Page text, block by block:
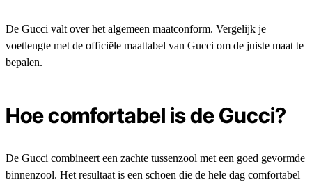
De Gucci valt over het algemeen maatconform. Vergelijk je
voetlengte met de officiële maattabel van Gucci om de juiste maat te
bepalen.
Hoe comfortabel is de Gucci?
De Gucci combineert een zachte tussenzool met een goed gevormde
binnenzool. Het resultaat is een schoen die de hele dag comfortabel